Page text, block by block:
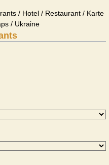
/ Hotel / Restaurant / Karte
/ Ukraine